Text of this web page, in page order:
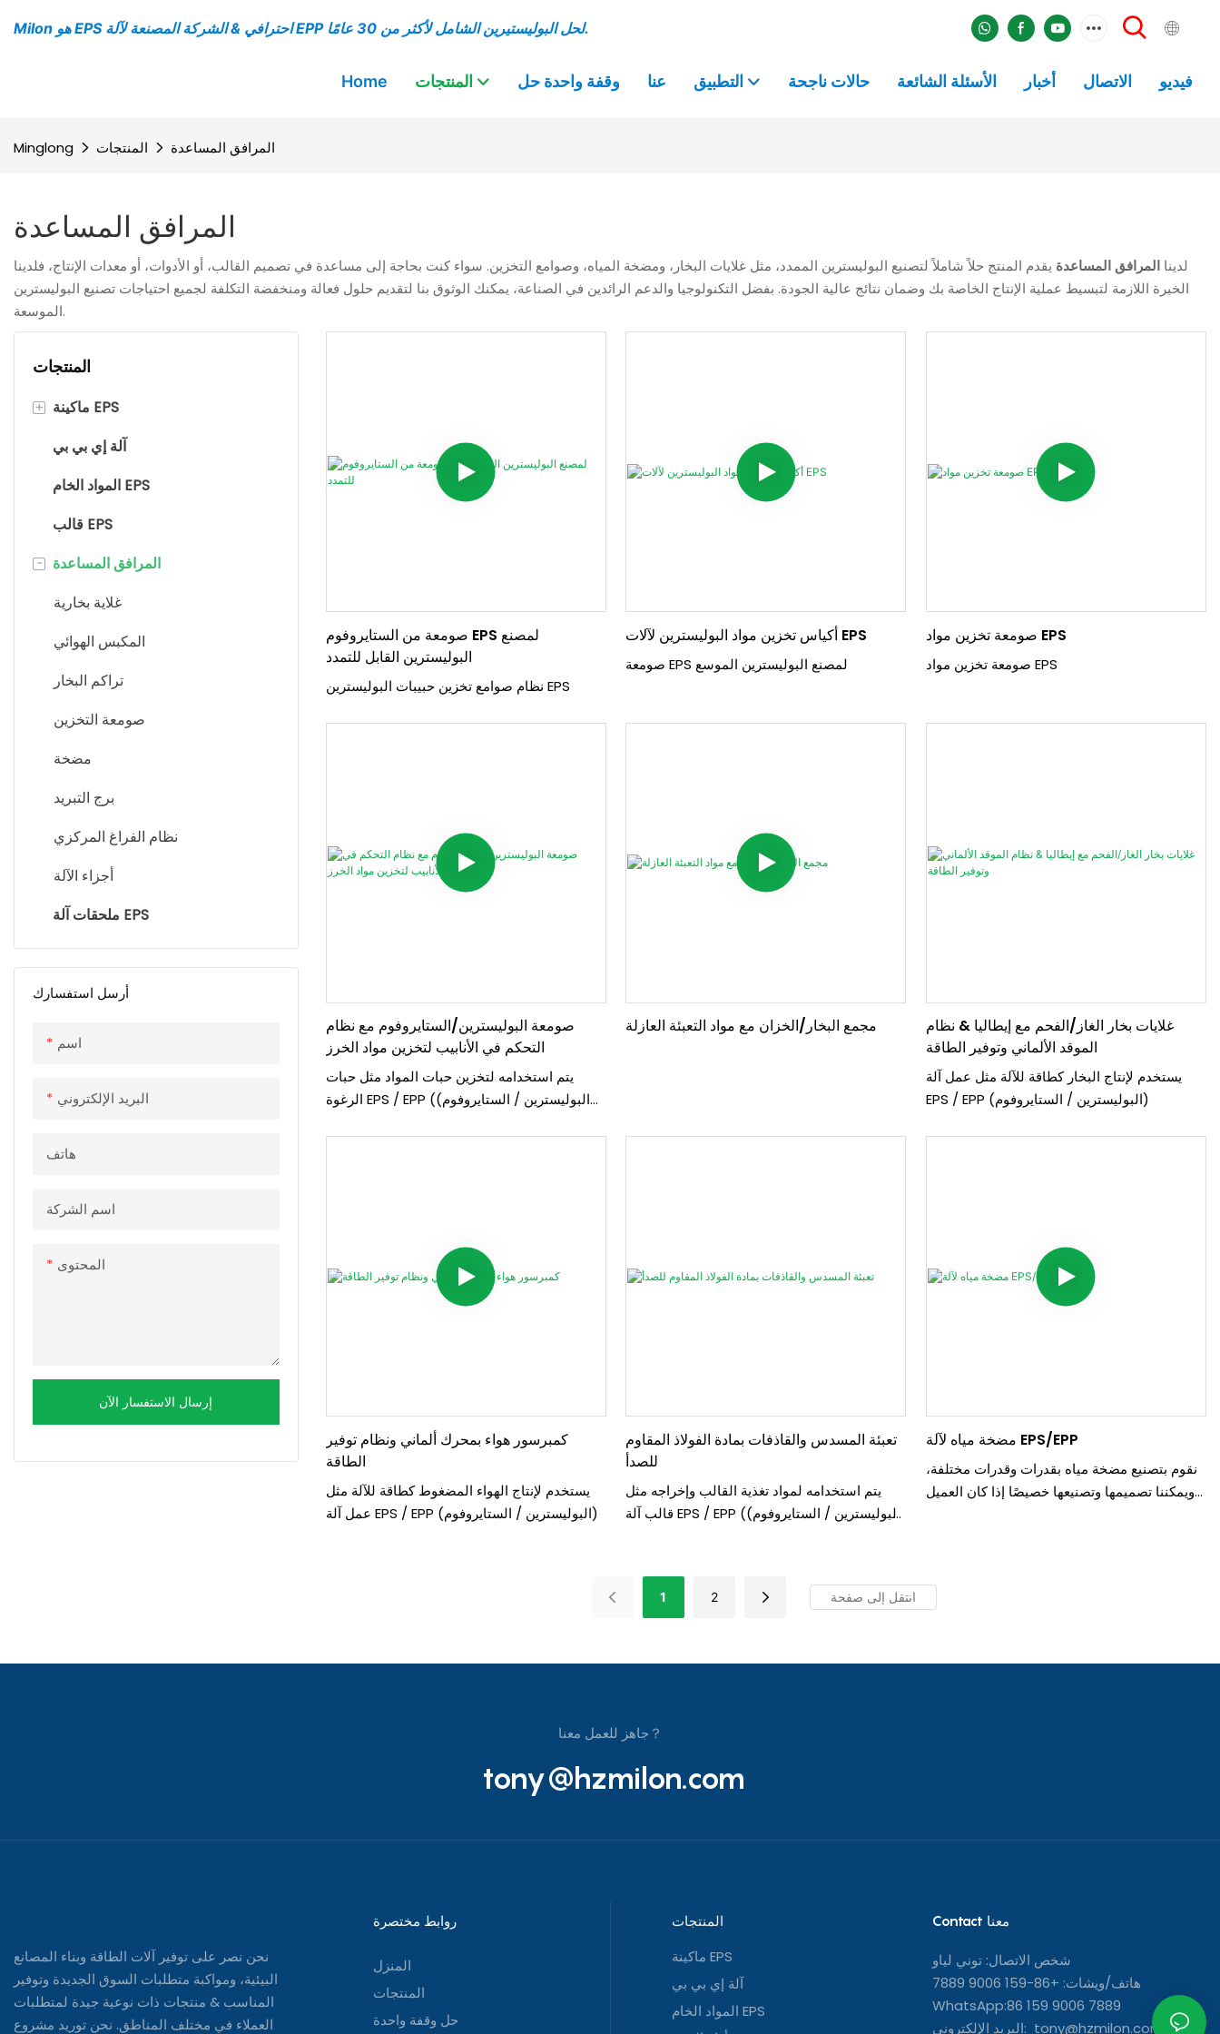
Milon هو EPS احترافي & الشركة المصنعة لآلة EPP لحل البوليستيرين الشامل لأكثر من 30 عامًا.
Home المنتجات وقفة واحدة حل عنا التطبيق حالات ناجحة الأسئلة الشائعة أخبار الاتصال فيديو
Minglong المنتجات المرافق المساعدة
المرافق المساعدة
لدينا المرافق المساعدة يقدم المنتج حلاً شاملاً لتصنيع البوليسترين الممدد، مثل غلايات البخار، ومضخة المياه، وصوامع التخزين. سواء كنت بحاجة إلى مساعدة في تصميم القالب، أو الأدوات، أو معدات الإنتاج، فلدينا
الخبرة اللازمة لتبسيط عملية الإنتاج الخاصة بك وضمان نتائج عالية الجودة. بفضل التكنولوجيا والدعم الرائدين في الصناعة، يمكنك الوثوق بنا لتقديم حلول فعالة ومنخفضة التكلفة لجميع احتياجات تصنيع البوليسترين
الموسعة.
المنتجات
+
ماكينة EPS
ماكينة تشكيل الاشكال
آلة قطع EPS
آلة لوحة ساندويتش
آلة إي بي بي
المواد الخام EPS
قالب EPS
-
المرافق المساعدة
غلاية بخارية
المكبس الهوائي
تراكم البخار
صومعة التخزين
مضخة
برج التبريد
نظام الفراغ المركزي
أجزاء الآلة
ملحقات آلة EPS
أرسل استفسارك
اسم
البريد الإلكتروني
هاتف
اسم الشركة
المحتوى
إرسال الاستفسار الآن
صومعة من الستايروفوم EPS لمصنع
البوليسترين القابل للتمدد
نظام صوامع تخزين حبيبات البوليسترين EPS
أكياس تخزين مواد البوليسترين لآلات EPS
صومعة EPS لمصنع البوليسترين الموسع
صومعة تخزين مواد EPS
صومعة تخزين مواد EPS
صومعة البوليسترين/الستايروفوم مع نظام
التحكم في الأنابيب لتخزين مواد الخرز
يتم استخدامه لتخزين حبات المواد مثل حبات
الرغوة EPS / EPP (البوليسترين / الستايروفوم)
مجمع البخار/الخزان مع مواد التعبئة العازلة
غلايات بخار الغاز/الفحم مع إيطاليا & نظام
الموقد الألماني وتوفير الطاقة
يستخدم لإنتاج البخار كطاقة للآلة مثل عمل آلة
EPS / EPP (البوليسترين / الستايروفوم)
كمبرسور هواء بمحرك ألماني ونظام توفير
الطاقة
يستخدم لإنتاج الهواء المضغوط كطاقة للآلة مثل
عمل آلة EPS / EPP (البوليسترين / الستايروفوم)
تعبئة المسدس والقاذفات بمادة الفولاذ المقاوم
للصدأ
يتم استخدامه لمواد تغذية القالب وإخراجه مثل
قالب آلة EPS / EPP (البوليسترين / الستايروفوم)
مضخة مياه لآلة EPS/EPP
نقوم بتصنيع مضخة مياه بقدرات وقدرات مختلفة،
ويمكننا تصميمها وتصنيعها خصيصًا إذا كان العميل
1 2
جاهز للعمل معنا？
tony@hzmilon.com
نحن نصر على توفير آلات الطاقة وبناء المصانع
البيئية، ومواكبة متطلبات السوق الجديدة وتوفير
المناسب & منتجات ذات نوعية جيدة لمتطلبات
العملاء في مختلف المناطق. نحن توريد مشروع
روابط مختصرة
المنزل
المنتجات
حل وقفة واحدة
المنتجات
ماكينة EPS
آلة إي بي بي
المواد الخام EPS
Contact معنا
شخص الاتصال: توني لياو
هاتف/ويشات: +86-159 9006 7889
WhatsApp:86 159 9006 7889
البريد الإلكتروني: tony@hzmilon.com